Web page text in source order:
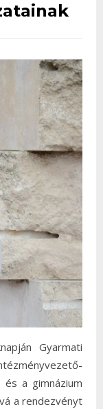
Gyarmati
a gimnázium
a rendezvényt